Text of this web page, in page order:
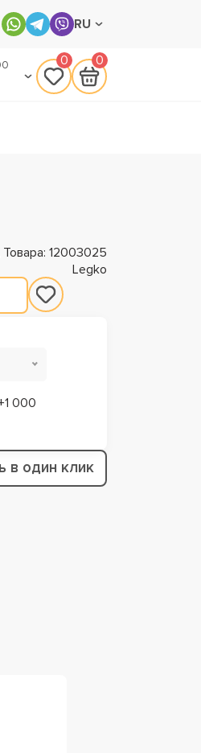
RU
0 0
12003025
Legko
000
в один клик